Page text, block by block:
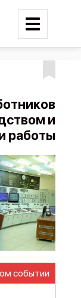
и
работы
событии